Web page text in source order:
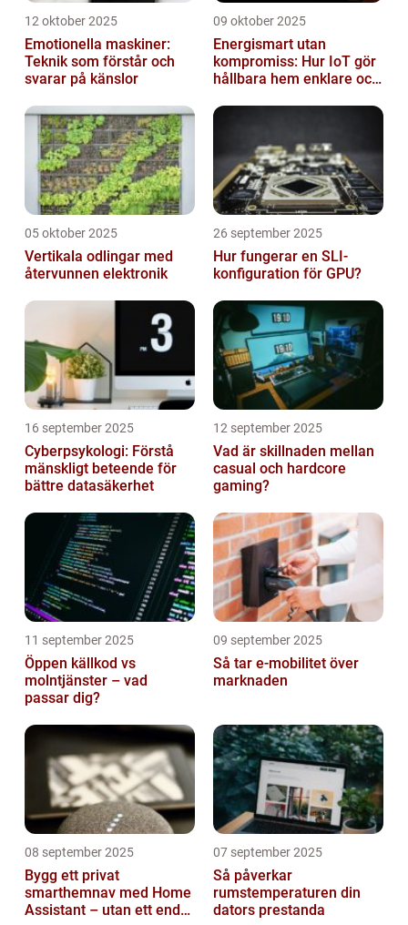
12 oktober 2025
Emotionella maskiner:
Teknik som förstår och
svarar på känslor
09 oktober 2025
Energismart utan
kompromiss: Hur IoT gör
hållbara hem enklare och
05 oktober 2025
Vertikala odlingar med
återvunnen elektronik
26 september 2025
Hur fungerar en SLI-
konfiguration för GPU?
16 september 2025
Cyberpsykologi: Förstå
mänskligt beteende för
bättre datasäkerhet
12 september 2025
Vad är skillnaden mellan
casual och hardcore
gaming?
11 september 2025
Öppen källkod vs
molntjänster – vad
passar dig?
09 september 2025
Så tar e-mobilitet över
marknaden
08 september 2025
Bygg ett privat
smarthemnav med Home
Assistant – utan ett enda
07 september 2025
Så påverkar
rumstemperaturen din
dators prestanda